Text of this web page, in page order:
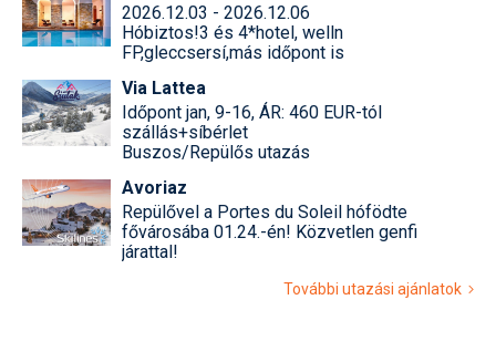
2026.12.03 - 2026.12.06
Hóbiztos!3 és 4*hotel, welln
FP,gleccsersí,más időpont is
Via Lattea
Időpont jan, 9-16, ÁR: 460 EUR-tól
szállás+síbérlet
Buszos/Repülős utazás
Avoriaz
Repülővel a Portes du Soleil hófödte
fővárosába 01.24.-én! Közvetlen genfi
járattal!
További utazási ajánlatok